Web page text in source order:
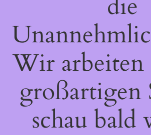
Wir arbeiten
großartigen
schau bald